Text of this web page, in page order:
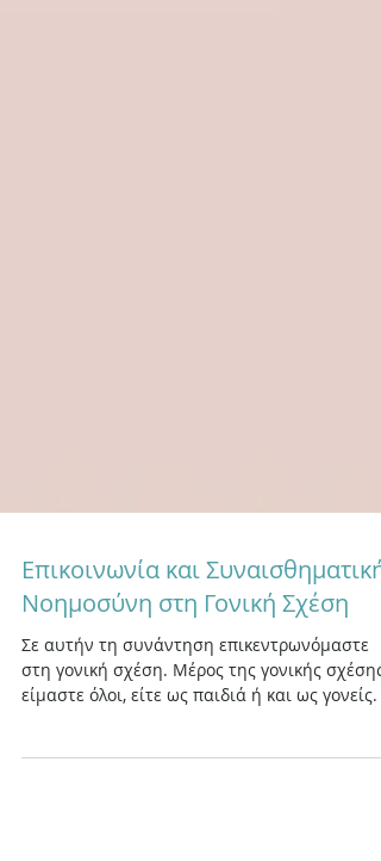
Επικοινωνία και Συναισθηματική
Νοημοσύνη στη Γονική Σχέση
Σε αυτήν τη συνάντηση επικεντρωνόμαστε
είμαστε όλοι, είτε ως παιδιά ή και ως γονείς.